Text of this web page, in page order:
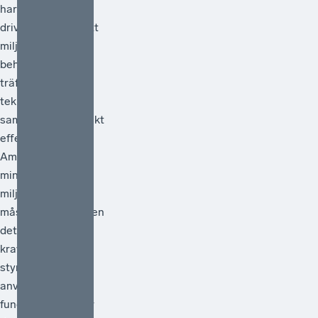
har under lång tid
drivit frågan om att
miljöpolitiken
behöver vara
träffsäker,
teknikneutral och
samhällsekonomiskt
effektiv.[1]
Ambitionen att
minska
miljöpåverkan
måste vara hög men
det måste också
kraven på att de
styrmedel som
används faktiskt
fungerar. Därför är